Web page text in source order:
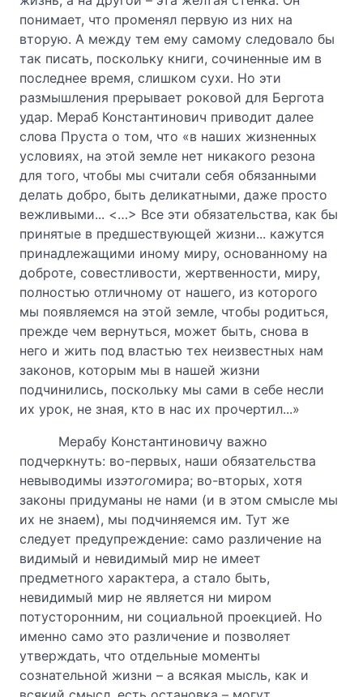
понимает, что променял первую из них на
вторую. А между тем ему самому следовало бы
так писать, поскольку книги, сочиненные им в
последнее время, слишком сухи. Но эти
размышления прерывает роковой для Бергота
удар. Мераб Константинович приводит далее
слова Пруста о том, что «в наших жизненных
условиях, на этой земле нет никакого резона
для того, чтобы мы считали себя обязанными
делать добро, быть деликатными, даже просто
вежливыми... <…> Все эти обязательства, как бы
принятые в предшествующей жизни... кажутся
принадлежащими иному миру, основанному на
доброте, совестливости, жертвенности, миру,
полностью отличному от нашего, из которого
мы появляемся на этой земле, чтобы родиться,
прежде чем вернуться, может быть, снова в
него и жить под властью тех неизвестных нам
законов, которым мы в нашей жизни
подчинились, поскольку мы сами в себе несли
их урок, не зная, кто в нас их прочертил...»
Мерабу Константиновичу важно
подчеркнуть: во-первых, наши обязательства
невыводимы изэтогомира; во-вторых, хотя
законы придуманы не нами (и в этом смысле мы
их не знаем), мы подчиняемся им. Тут же
следует предупреждение: само различение на
видимый и невидимый мир не имеет
предметного характера, а стало быть,
невидимый мир не является ни миром
потусторонним, ни социальной проекцией. Но
именно само это различение и позволяет
утверждать, что отдельные моменты
сознательной жизни – а всякая мысль, как и